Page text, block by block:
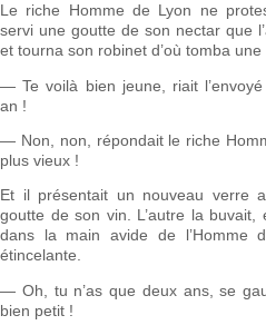
Le riche Homme de Lyon ne
servi une goutte de son nectar que
et tourna son robinet d’où tomba une
— Te voilà bien jeune, riait
an !
— Non, non, répondait le riche
plus vieux !
Et il présentait un nouveau verre
goutte de son vin. L’autre la
dans la main avide de l’Homme
étincelante.
— Oh, tu n’as que deux ans, se
bien petit !